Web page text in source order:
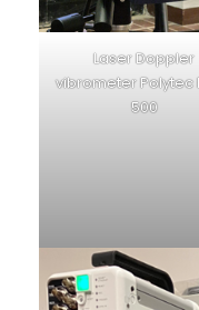
Laser Doppler
vibrometer Polytec
500